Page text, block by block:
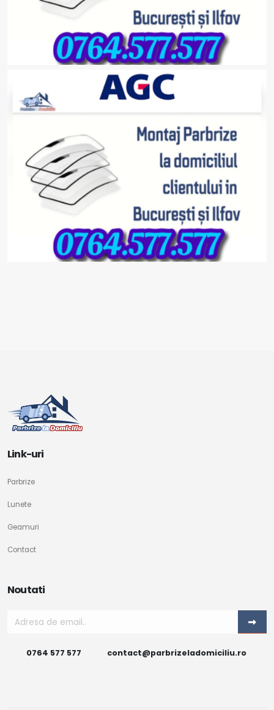
Link-uri
Parbrize
Lunete
Geamuri
Contact
Noutati
0764 577 577 contact@parbrizeladomiciliu.ro